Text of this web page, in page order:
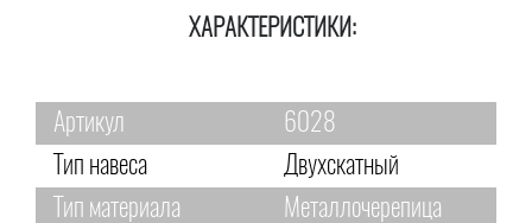
ХАРАКТЕРИСТИКИ:
Артикул
6028
Тип навеса
Двухскатный
Тип материала
Металлочерепица